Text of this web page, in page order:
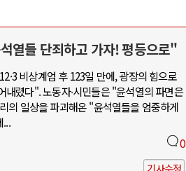
열들 단죄하고 가자! 평등으로"
비상계엄 후 123일 만에, 광장의 힘으로
렸다". 노동자∙시민들은 "윤석열의 파면은
의 일상을 파괴해온 "윤석열들을 엄중하게
...
0
기사수정
AI와 인간
AI, 저가 공세로 글로벌 토큰 시..
부펀드 구상 놓고 미국 진보진영 ..
의 숨은 환경 비용: 데이터센터 확산..